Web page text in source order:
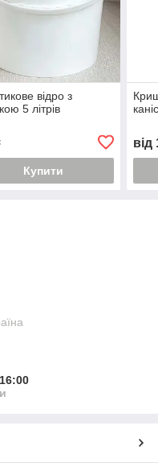
відро з
5 літрів
Купити
від